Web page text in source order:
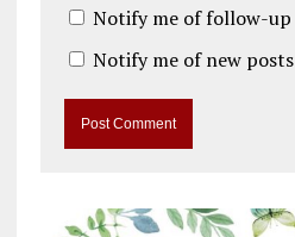
Notify me of follow-up
Notify me of new
t